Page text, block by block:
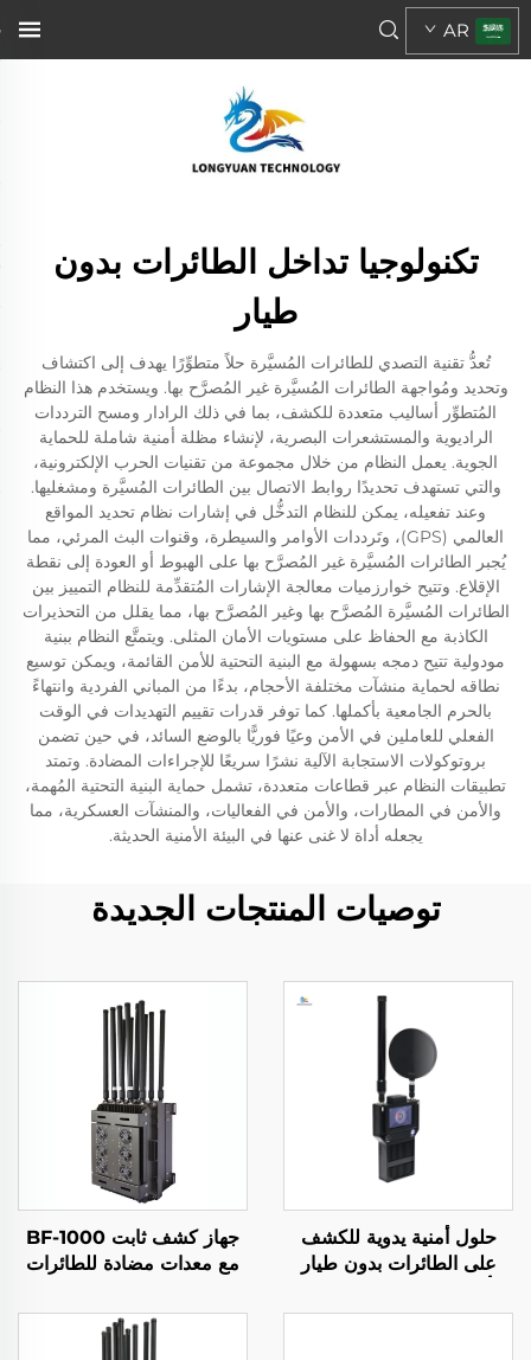
AR
تكنولوجيا تداخل الطائرات بدون
طيار
تُعدُّ تقنية التصدي للطائرات المُسيَّرة حلاً متطوِّرًا يهدف إلى اكتشاف
وتحديد ومُواجهة الطائرات المُسيَّرة غير المُصرَّح بها. ويستخدم هذا النظام
المُتطوِّر أساليب متعددة للكشف، بما في ذلك الرادار ومسح الترددات
الراديوية والمستشعرات البصرية، لإنشاء مظلة أمنية شاملة للحماية
الجوية. يعمل النظام من خلال مجموعة من تقنيات الحرب الإلكترونية،
والتي تستهدف تحديدًا روابط الاتصال بين الطائرات المُسيَّرة ومشغليها.
وعند تفعيله، يمكن للنظام التدخُّل في إشارات نظام تحديد المواقع
العالمي (GPS)، وتَرددات الأوامر والسيطرة، وقنوات البث المرئي، مما
يُجبر الطائرات المُسيَّرة غير المُصرَّح بها على الهبوط أو العودة إلى نقطة
الإقلاع. وتتيح خوارزميات معالجة الإشارات المُتقدِّمة للنظام التمييز بين
الطائرات المُسيَّرة المُصرَّح بها وغير المُصرَّح بها، مما يقلل من التحذيرات
الكاذبة مع الحفاظ على مستويات الأمان المثلى. ويتمتَّع النظام ببنية
مودولية تتيح دمجه بسهولة مع البنية التحتية للأمن القائمة، ويمكن توسيع
نطاقه لحماية منشآت مختلفة الأحجام، بدءًا من المباني الفردية وانتهاءً
بالحرم الجامعية بأكملها. كما توفر قدرات تقييم التهديدات في الوقت
الفعلي للعاملين في الأمن وعيًا فوريًّا بالوضع السائد، في حين تضمن
بروتوكولات الاستجابة الآلية نشرًا سريعًا للإجراءات المضادة. وتمتد
تطبيقات النظام عبر قطاعات متعددة، تشمل حماية البنية التحتية المُهمة،
والأمن في المطارات، والأمن في الفعاليات، والمنشآت العسكرية، مما
يجعله أداة لا غنى عنها في البيئة الأمنية الحديثة.
توصيات المنتجات الجديدة
حلول أمنية يدوية للكشف
على الطائرات بدون طيار
الكشف عن الإشارات طويلة
جهاز كشف ثابت BF-1000
مع معدات مضادة للطائرات